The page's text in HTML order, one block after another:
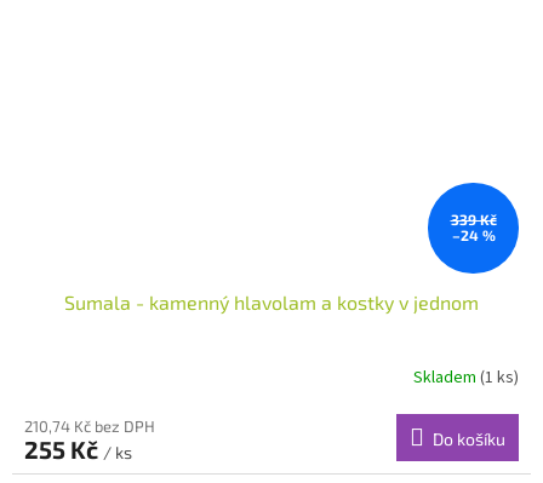
339 Kč
–24 %
Sumala - kamenný hlavolam a kostky v jednom
Skladem (1 ks)
210,74 Kč bez DPH
255 Kč / ks
Do košíku